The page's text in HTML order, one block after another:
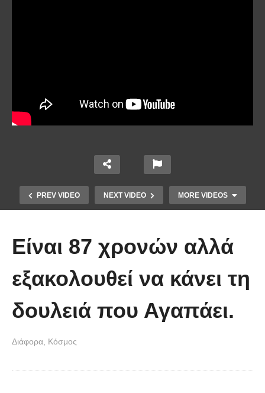
PREV VIDEO NEXT VIDEO MORE VIDEOS
Autobahn με μια Ferrari FF
Είναι 87 χρονών αλλά
εξακολουθεί να κάνει τη
δουλειά που Αγαπάει.
Διάφορα Κόσμος